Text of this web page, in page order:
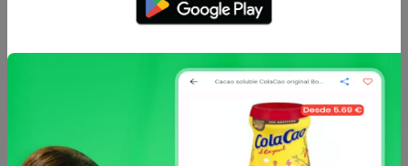
Caracteristicas Análisis de precio